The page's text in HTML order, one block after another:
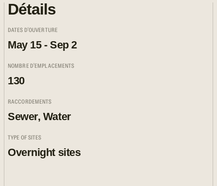
Détails
DATES D'OUVERTURE
May 15 - Sep 2
NOMBRE D'EMPLACEMENTS
130
RACCORDEMENTS
Sewer, Water
TYPE OF SITES
Overnight sites